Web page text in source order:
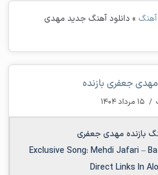
آهنگ » دانلود آهنگ جدید مهدی
جعفری بازنده
/ ۱۵ مرداد ۱۴۰۴
بازنده مهدی جعفری
Exclusive Song: Mehdi Jafari–
Direct Links In